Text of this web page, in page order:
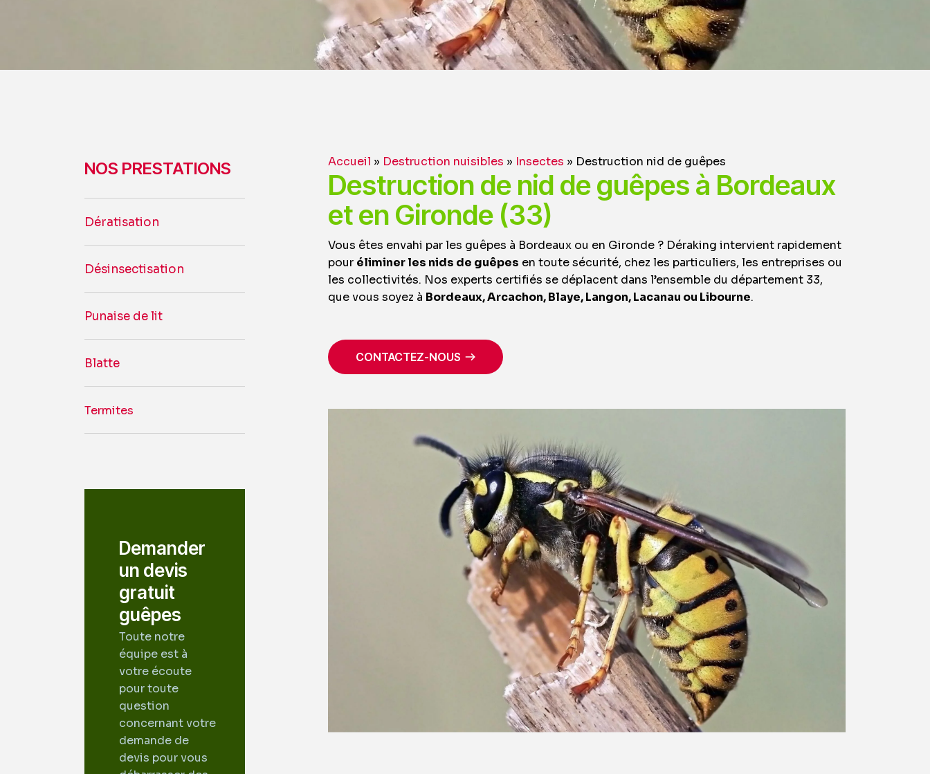
NOS PRESTATIONS
Dératisation
Désinsectisation
Punaise de lit
Blatte
Termites
Demander
un devis
gratuit
guêpes
Toute notre
équipe est à
votre écoute
pour toute
question
concernant votre
demande de
devis pour vous
Accueil » Destruction nuisibles » Insectes » Destruction nid de guêpes
Destruction de nid de guêpes à Bordeaux
et en Gironde (33)
Vous êtes envahi par les guêpes à Bordeaux ou en Gironde ? Déraking intervient rapidement
pour éliminer les nids de guêpes en toute sécurité, chez les particuliers, les entreprises ou
les collectivités. Nos experts certifiés se déplacent dans l’ensemble du département 33,
que vous soyez à Bordeaux, Arcachon, Blaye, Langon, Lacanau ou Libourne.
CONTACTEZ-NOUS